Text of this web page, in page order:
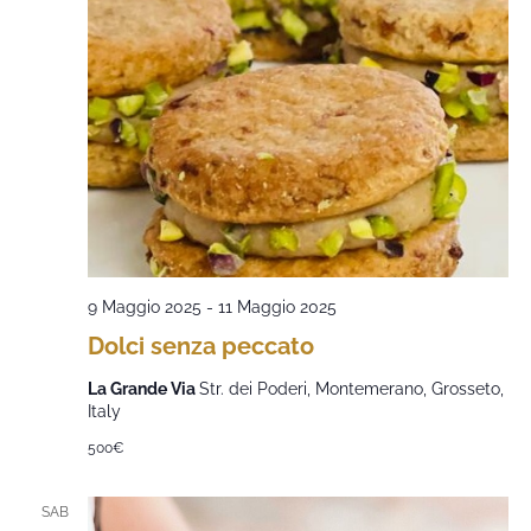
Dolci senza peccato
9 Maggio 2025 - 11 Maggio 2025
La Grande ViaStr. dei Poderi, Montemerano, Grosseto,
Italy
500€
SAB